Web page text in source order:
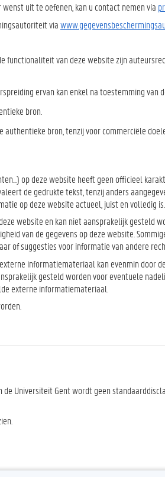
uit te oefenen, kan u contact nemen via
via
functionaliteit van deze website zijn
ervan kan enkel na toestemming van
bron.
bron, tenzij voor commerciële
op deze website heeft geen officieel
de gedrukte tekst, tenzij anders
op deze website actueel, juist en volledig is.
website en kan niet aansprakelijk gesteld
van de gegevens op deze website.
of suggesties voor informatie van andere
informatiemateriaal kan evenmin door
gesteld worden voor eventuele
externe informatiemateriaal.
Universiteit Gent wordt geen